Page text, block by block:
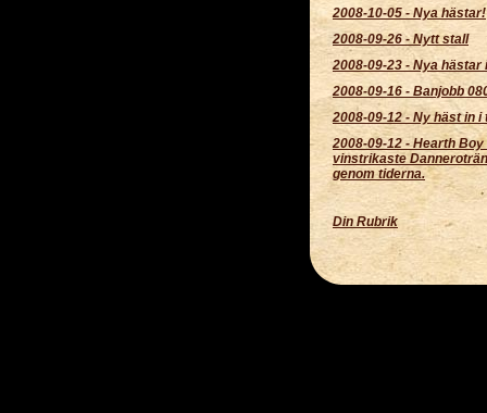
2008-10-05-Nya hästar!
2008-09-26 - Nytt stall
2008-09-23 - Nya hästar
2008-09-16 - Banjobb
2008-09-12- Ny häst in i
2008-09-12 - Hearth Boy
vinstrikaste
genom tiderna.
Din Rubrik